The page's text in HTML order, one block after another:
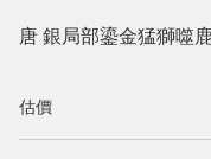
唐 銀局部鎏金猛獅噬
估價